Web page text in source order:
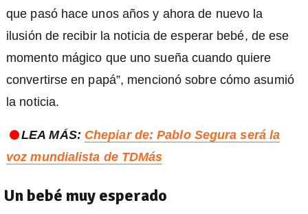
que pasó hace unos años y ahora de nuevo la
ilusión de recibir la noticia de esperar bebé, de ese
momento mágico que uno sueña cuando quiere
convertirse en papá”, mencionó sobre cómo asumió
la noticia.
LEA MÁS: Chepiar de: Pablo Segura será la
voz mundialista de TDMás
Un bebé muy esperado